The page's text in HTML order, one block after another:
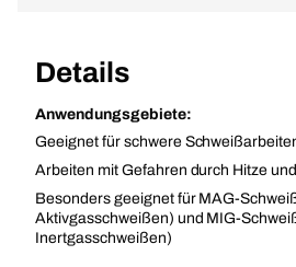
Details
Anwendungsgebiete:
Geeignet für schwere
Arbeiten mit Gefahren durch Hitze
Besonders geeignet für MAG-
Aktivgasschweißen) und MIG-
Inertgasschweißen)